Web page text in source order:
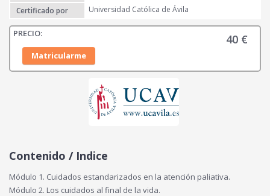
Certificado por
Universidad Católica de Ávila
40 €
Matricularme
Contenido / Indice
Módulo 1. Cuidados estandarizados en la atención paliativa.
Módulo 2. Los cuidados al final de la vida.